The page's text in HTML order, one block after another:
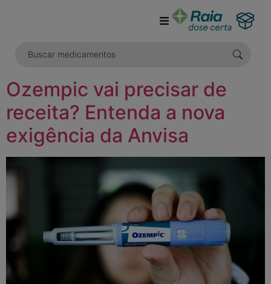
Ozempic vai precisar de
receita? Entenda a nova
exigência da Anvisa